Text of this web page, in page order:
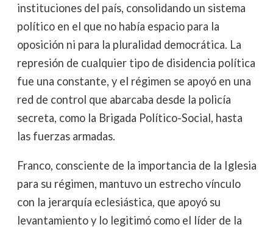
instituciones del país, consolidando un sistema
político en el que no había espacio para la
oposición ni para la pluralidad democrática. La
represión de cualquier tipo de disidencia política
fue una constante, y el régimen se apoyó en una
red de control que abarcaba desde la policía
secreta, como la Brigada Político-Social, hasta
las fuerzas armadas.
Franco, consciente de la importancia de la Iglesia
para su régimen, mantuvo un estrecho vínculo
con la jerarquía eclesiástica, que apoyó su
levantamiento y lo legitimó como el líder de la